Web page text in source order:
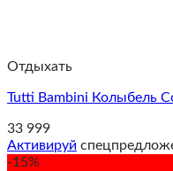
Отдыхать
Tutti Bambini Колыбель
33 999
Активируй
-15%